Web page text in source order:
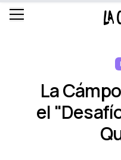
La
el